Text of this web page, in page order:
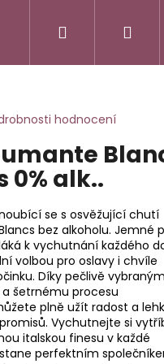
hodnocení
0% alk..
se s osvěžující chutí
bez alkoholu. Jemné
k vychutnání každého
volbou pro oslavy i chvíle
Díky pečlivě vybraným
šetrnému procesu
plně užít radost a
Vychutnejte si
italskou finesu v každé
perfektním